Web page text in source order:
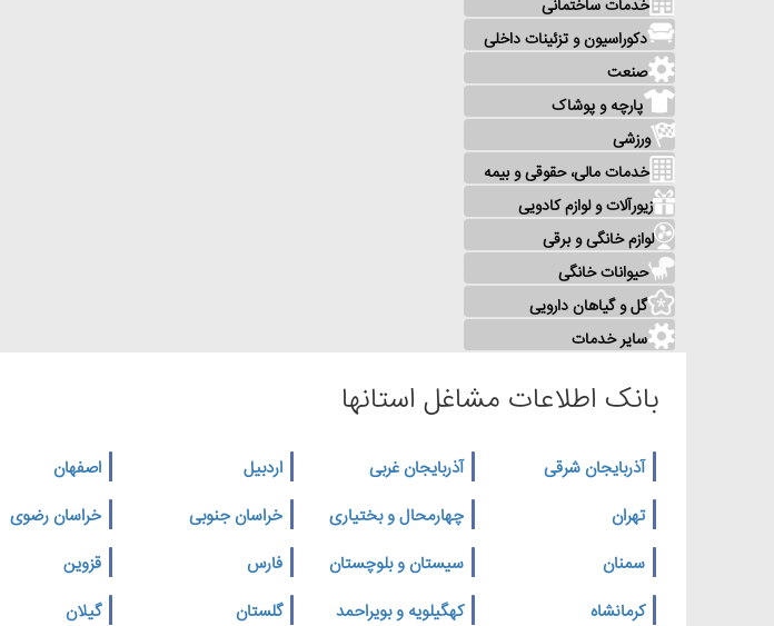
خدمات ساختمانی
دکوراسیون و تزئینات داخلی
صنعت
پارچه و پوشاک
ورزشی
خدمات مالی، حقوقی و بیمه
زیورآلات و لوازم کادویی
لوازم خانگی و برقی
حیوانات خانگی
گل و گیاهان دارویی
سایر خدمات
بانک اطلاعات مشاغل استانها
آذربایجان شرقی آذربایجان غربی اردبیل اصفهان
تهران
چهارمحال و بختیاری خراسان جنوبی خراسان رضوی
سمنان
سیستان و بلوچستان فارس قزوین
کرمانشاه
کهگیلویه و بویراحمد گلستان گیلان